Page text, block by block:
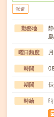
派遣
勤務地
曜日頻度
時間
期間
時給